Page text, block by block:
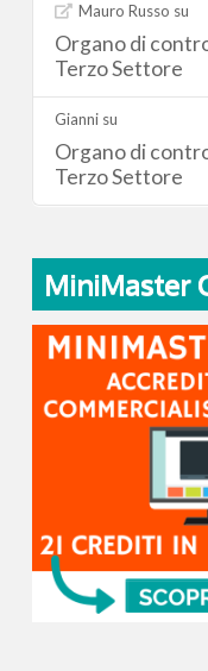
Mauro Russo su
Organo di
Terzo Settore
Gianni su
Organo di
Terzo Settore
MiniMaster